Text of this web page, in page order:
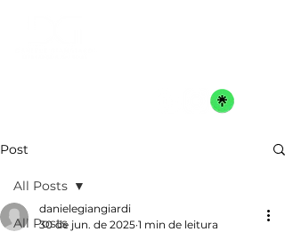
Post
All Posts
All Posts
danielegiangiardi
30 de jun. de 2025 1 min de leitura